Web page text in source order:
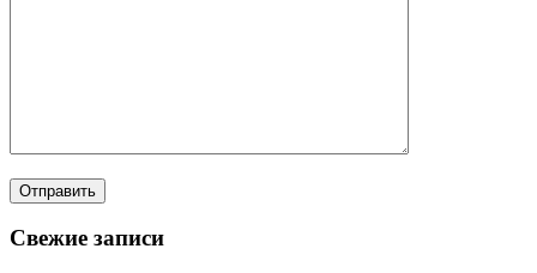
Свежие записи